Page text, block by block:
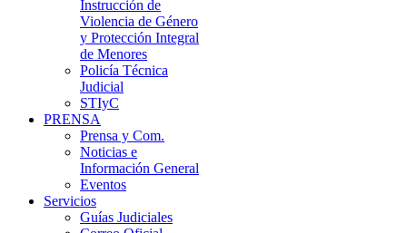
Instrucción de
Violencia de Género
y Protección Integral
de Menores
Policía Técnica
Judicial
STIyC
PRENSA
Prensa y Com.
Noticias e
Información General
Eventos
Servicios
Guías Judiciales